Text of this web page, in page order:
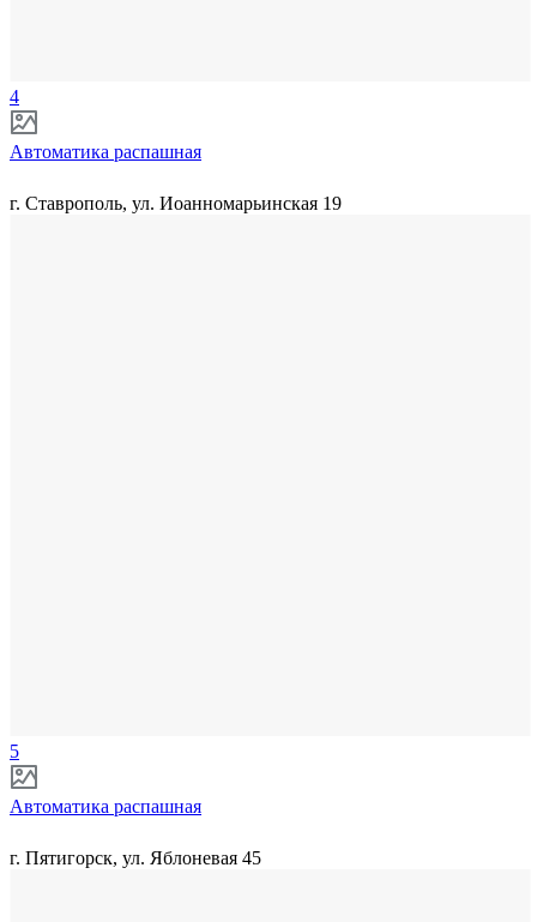
4
Автоматика распашная
г. Ставрополь, ул. Иоанномарьинская 19
5
Автоматика распашная
г. Пятигорск, ул. Яблоневая 45